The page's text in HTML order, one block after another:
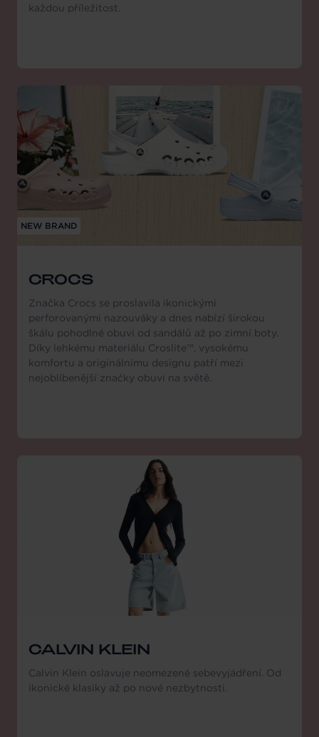
každou příležitost.
NEW BRAND
CROCS
Značka Crocs se proslavila ikonickými
perforovanými nazouváky a dnes nabízí širokou
škálu pohodlné obuvi od sandálů až po zimní boty.
Díky lehkému materiálu Croslite™, vysokému
komfortu a originálnímu designu patří mezi
nejoblíbenější značky obuvi na světě.
CALVIN KLEIN
Calvin Klein oslavuje neomezené sebevyjádření. Od
ikonické klasiky až po nové nezbytnosti.